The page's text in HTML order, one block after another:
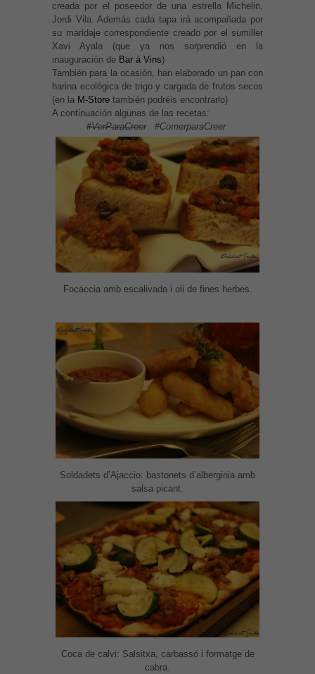
creada por el poseedor de una estrella Michelin,
Jordi Vila. Además cada tapa irá acompañada por
su maridaje correspondiente creado por el sumiller
Xavi Ayala (que ya nos sorprendió en la
inauguración de Bar à Vins)
También para la ocasión, han elaborado un pan con
harina ecológica de trigo y cargada de frutos secos
(en la M-Store también podréis encontrarlo)
A continuación algunas de las recetas:
#VerParaCreer#ComerparaCreer
Focaccia amb escalivada i oli de fines herbes.
Soldadets d’Ajaccio: bastonets d’alberginia amb
salsa picant.
Coca de calvi: Salsitxa, carbassó i formatge de
cabra.